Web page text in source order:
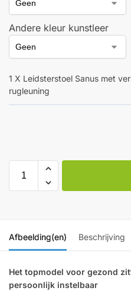
Andere kleur kunstleer
1 X Leidsterstoel Sanus met
rugleuning
Afbeelding(en) Beschrijving
Het topmodel voor gezond
persoonlijk instelbaar